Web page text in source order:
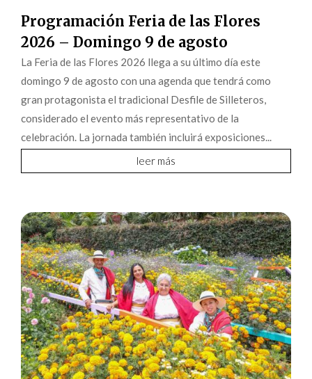
Programación Feria de las Flores
2026 – Domingo 9 de agosto
La Feria de las Flores 2026 llega a su último día este
domingo 9 de agosto con una agenda que tendrá como
gran protagonista el tradicional Desfile de Silleteros,
considerado el evento más representativo de la
celebración. La jornada también incluirá exposiciones...
leer más